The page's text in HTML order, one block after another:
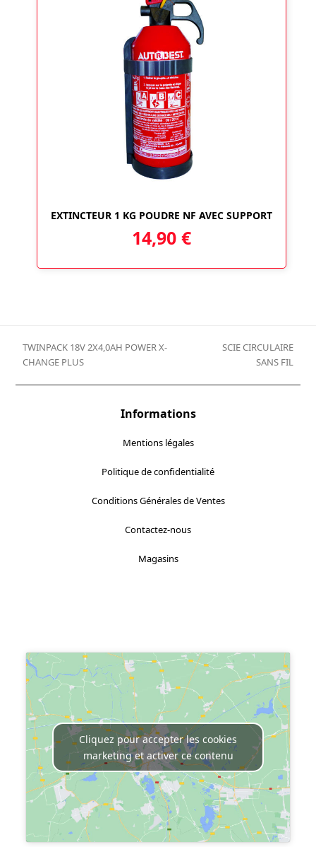
EXTINCTEUR 1 KG POUDRE NF AVEC SUPPORT
14,90 €
previous
TWINPACK 18V 2X4,0AH POWER X-
CHANGE PLUS
SCIE CIRCULAIRE
SANS FIL
Informations
Mentions légales
Politique de confidentialité
Conditions Générales de Ventes
Contactez-nous
Magasins
Cliquez pour accepter les cookies
marketing et activer ce contenu